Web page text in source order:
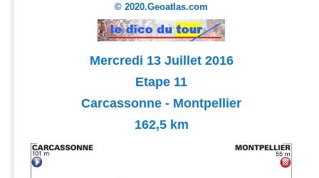
© 2020.Geoatlas.com
Mercredi 13 Juillet 2016
Etape 11
Carcassonne - Montpellier
162,5 km